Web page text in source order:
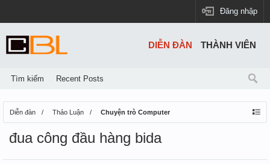
Đăng nhập
Diễn đàn Thảo Luận Chuyện trò Computer
đua công đầu hàng bida
DIỄN ĐÀN
Tìm kiếm Recent Posts
THÀNH VIÊN